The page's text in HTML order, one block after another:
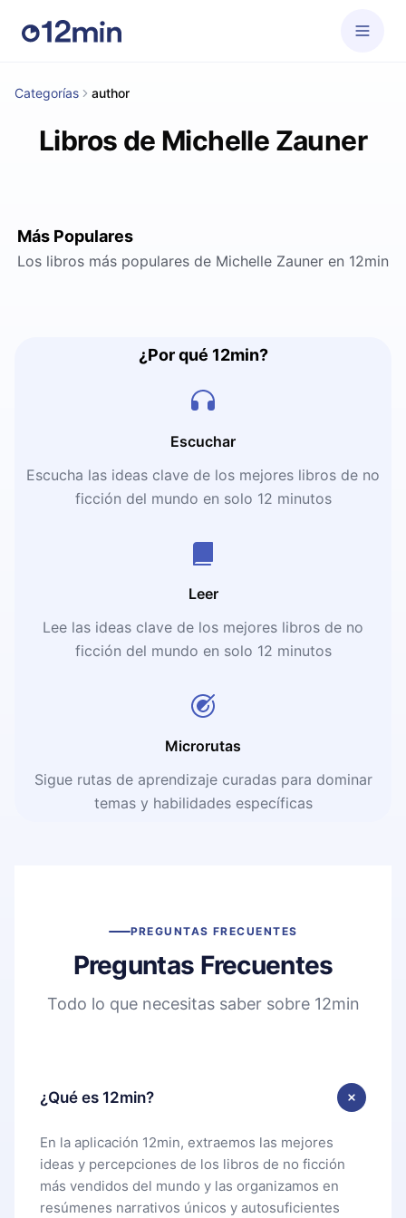
Categorías author
Libros de Michelle Zauner
Más Populares
Los libros más populares de Michelle Zauner en 12min
¿Por qué 12min?
Escuchar
Escucha las ideas clave de los mejores libros de no
ficción del mundo en solo 12 minutos
Leer
Lee las ideas clave de los mejores libros de no
ficción del mundo en solo 12 minutos
Microrutas
Sigue rutas de aprendizaje curadas para dominar
temas y habilidades específicas
PREGUNTAS FRECUENTES
Preguntas Frecuentes
Todo lo que necesitas saber sobre 12min
¿Qué es 12min?
En la aplicación 12min, extraemos las mejores
ideas y percepciones de los libros de no ficción
más vendidos del mundo y las organizamos en
resúmenes narrativos únicos y autosuficientes